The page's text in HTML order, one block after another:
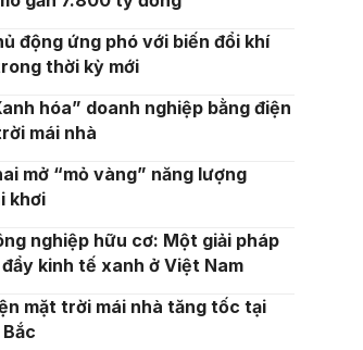
động ứng phó với biến đổi khí
thời kỳ mới
hóa” doanh nghiệp bằng điện
mái nhà
mở “mỏ vàng” năng lượng
khơi
nghiệp hữu cơ: Một giải pháp
kinh tế xanh ở Việt Nam
mặt trời mái nhà tăng tốc tại